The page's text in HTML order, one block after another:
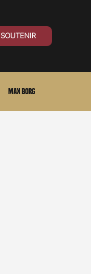
SOUTENIR
Max Borg